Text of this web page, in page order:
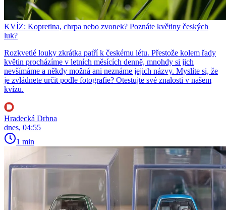
KVÍZ: Kopretina, chrpa nebo zvonek? Poznáte květiny českých
luk?
Rozkvetlé louky zkrátka patří k českému létu. Přestože kolem řady
květin procházíme v letních měsících denně, mnohdy si jich
nevšímáme a někdy možná ani neznáme jejich názvy. Myslíte si, že
je zvládnete určit podle fotografie? Otestujte své znalosti v našem
kvízu.
Hradecká Drbna
dnes, 04:55
1 min